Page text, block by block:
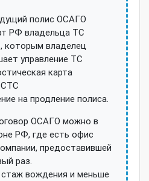
полис ОСАГО
РФ владельца ТС
которым владелец
управление ТС
карта
на продление полиса.
ОСАГО можно в
РФ, где есть офис
предоставившей
раз.
вождения и меньше